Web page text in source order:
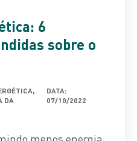
6
sobre o
DA
DATA:
07/10/2022